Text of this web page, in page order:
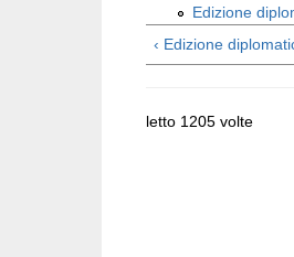
Edizione
‹ Edizione
letto 1205 volte